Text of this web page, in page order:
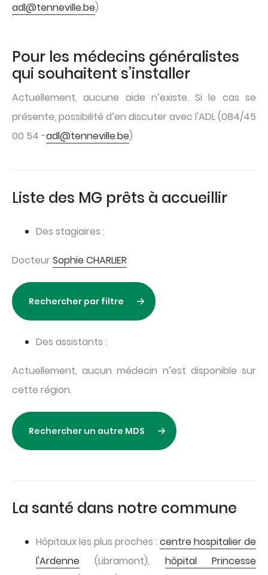
adl@tenneville.be)
Pour les médecins généralistes
qui souhaitent s’installer
Actuellement, aucune aide n’existe. Si le cas se
présente, possibilité d’en discuter avec l'ADL (084/45
00 54 -adl@tenneville.be)
Liste des MG prêts à accueillir
Des stagiaires :
Docteur Sophie CHARLIER
Rechercher par filtre
Des assistants :
Actuellement, aucun médecin n’est disponible sur
cette région.
Rechercher un autre MDS
La santé dans notre commune
Hôpitaux les plus proches : centre hospitalier de
l'Ardenne (Libramont), hôpital Princesse